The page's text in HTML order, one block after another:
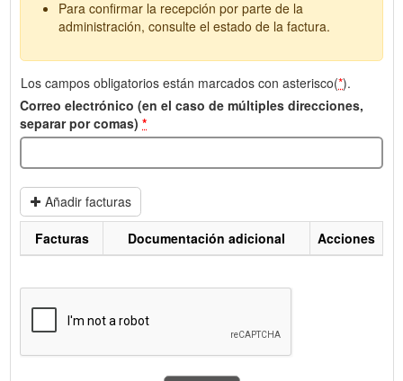
Para confirmar la recepción por parte de la
administración, consulte el estado de la factura.
Los campos obligatorios están marcados con asterisco(*).
Correo electrónico (en el caso de múltiples direcciones,
separar por comas) *
Añadir facturas
enviar.
Facturas Documentación adicional Acciones